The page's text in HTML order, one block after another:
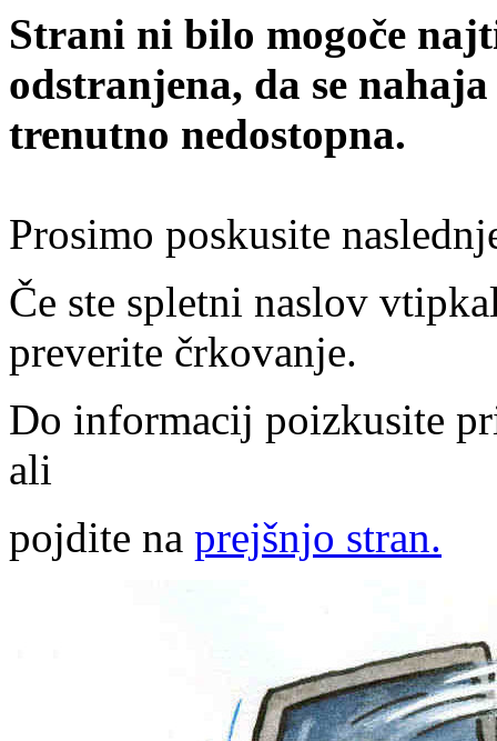
Strani ni bilo mogoče
odstranjena, da se
trenutno nedostopna.
Prosimo poskusite
Če ste spletni naslov
preverite črkovanje.
Do informacij poizkusite
ali
pojdite na prejšnjo stran.